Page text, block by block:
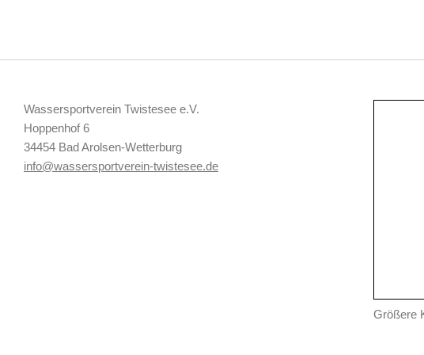
Wassersportverein Twistesee e.V.
Hoppenhof 6
34454 Bad Arolsen-Wetterburg
info@wassersportverein-twistesee.de
Größere